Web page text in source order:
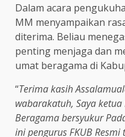
Dalam acara
MM menyampaikan
diterima. Beliau
penting menjaga dan
umat beragama di
“Terima kasih
wabarakatuh, Saya
Beragama bersyukur
ini pengurus FKUB